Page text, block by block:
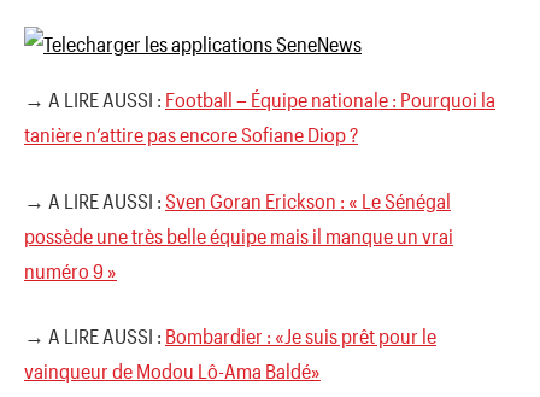
→ A LIRE AUSSI : Football – Équipe nationale : Pourquoi la
tanière n’attire pas encore Sofiane Diop ?
→ A LIRE AUSSI : Sven Goran Erickson : « Le Sénégal
possède une très belle équipe mais il manque un vrai
numéro 9 »
→ A LIRE AUSSI : Bombardier : «Je suis prêt pour le
vainqueur de Modou Lô-Ama Baldé»